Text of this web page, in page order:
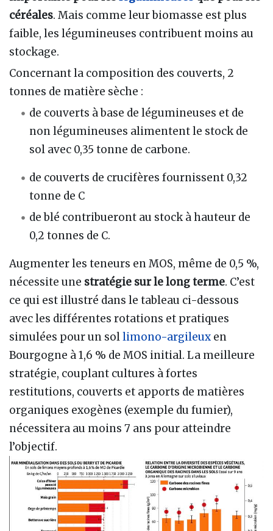
céréales. Mais comme leur biomasse est plus
faible, les légumineuses contribuent moins au
stockage.
Concernant la composition des couverts, 2
tonnes de matière sèche :
de couverts à base de légumineuses et de
non légumineuses alimentent le stock de
sol avec 0,35 tonne de carbone.
de couverts de crucifères fournissent 0,32
tonne de C
de blé contribueront au stock à hauteur de
0,2 tonnes de C.
Augmenter les teneurs en MOS, même de 0,5 %,
nécessite une stratégie sur le long terme. C’est
ce qui est illustré dans le tableau ci-dessous
avec les différentes rotations et pratiques
simulées pour un sollimono-argileux en
Bourgogne à 1,6 % de MOS initial. La meilleure
stratégie, couplant cultures à fortes
restitutions, couverts et apports de matières
organiques exogènes (exemple du fumier),
nécessitera au moins 7 ans pour atteindre
l’objectif.